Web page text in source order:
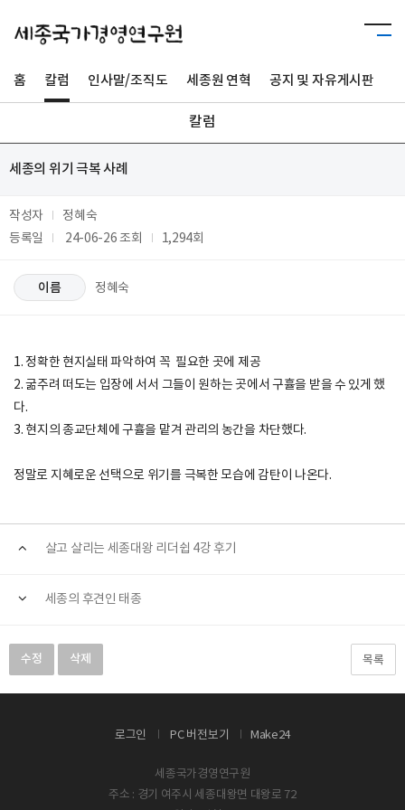
홈 칼럼 인사말/조직도 세종원 연혁 공지 및 자유게시판
칼럼
세종의 위기 극복 사례
작성자
정혜숙
등록일
24-06-26조회 1,294회
이름 정혜숙
1. 정확한 현지실태 파악하여 꼭 필요한 곳에 제공
2. 굶주려 떠도는 입장에 서서 그들이 원하는 곳에서 구휼을 받을 수 있게 했
다.
3. 현지의 종교단체에 구휼을 맡겨 관리의 농간을 차단했다.
정말로 지혜로운 선택으로 위기를 극복한 모습에 감탄이 나온다.
살고 살리는 세종대왕 리더쉽 4강 후기
세종의 후견인 태종
수정 삭제 목록
로그인 PC 버전보기 Make24
세종국가경영연구원
주소 : 경기 여주시 세종대왕면 대왕로 72